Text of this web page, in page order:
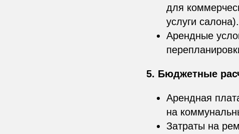
для
услуги салона).
Арендные
5. Бюджетные
Арендная
на
Затраты на